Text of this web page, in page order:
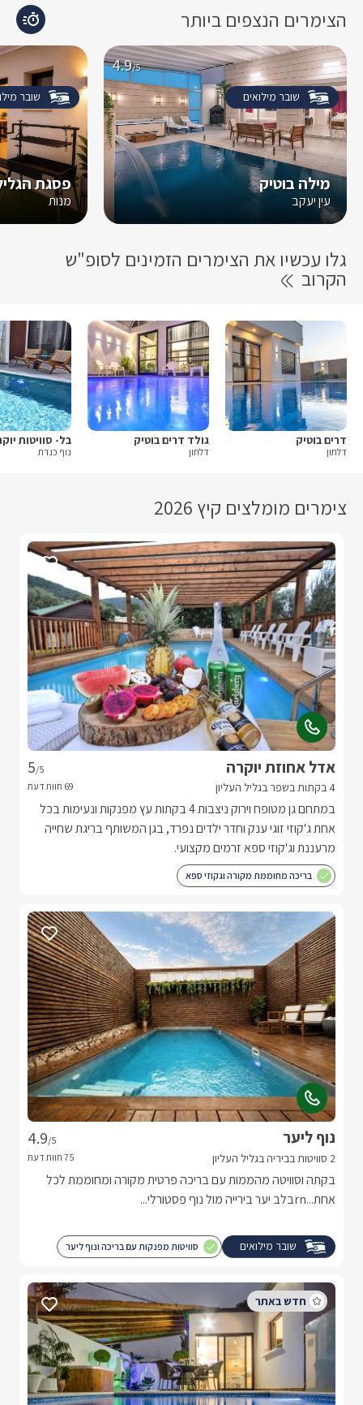
הצימרים הנצפים ביותר
מילה בוטיק
עין יעקב
4.9/5
שובר מילואים
פסגת
מנות
שובר
גלו עכשיו את הצימרים הזמינים לסופ"ש
הקרוב
דרים בוטיק
דלתון
גולד דרים בוטיק
דלתון
בל- סוויטות
נוף כנרת
צימרים מומלצים קיץ 2026
אדל אחוזת יוקרה
4 בקתות בשפר בגליל העליון
5/5
במתחם גן מטופח וירוק ניצבות 4 בקתות עץ מפנקות ונעימות בכל
אחת ג'קוזי זוגי ענק וחדר ילדים נפרד, בגן המשותף בריגת שחייה
מרעננת וג'קוזי ספא זרמים מקצועי.
בריכה מחוממת מקורה וגקוזי ספא
נוף ליער
2 סוויטות בביריה בגליל העליון
4.9/5
בקתה וסוויטה מהממות עם בריכה פרטית מקורה ומחוממת לכל
אחת...rnבלב יער בירייה מול נוף פסטורלי...
שובר מילואים סוויטות מפנקות עם בריכה ונוף ליער